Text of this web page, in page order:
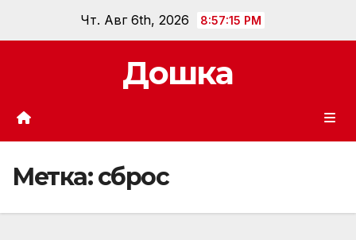
Чт. Авг 6th, 2026 8:57:16 PM
Дошка
Метка:сброс